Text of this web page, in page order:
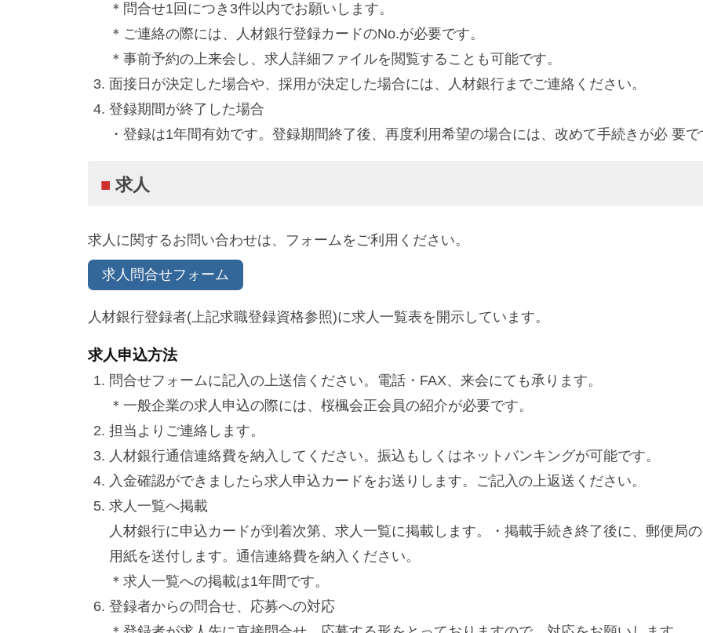
＊問合せ1回につき3件以内でお願いします。
＊ご連絡の際には、人材銀行登録カードのNo.が必要です。
＊事前予約の上来会し、求人詳細ファイルを閲覧することも可能です。
面接日が決定した場合や、採用が決定した場合には、人材銀行までご連絡ください。
登録期間が終了した場合
・登録は1年間有効です。登録期間終了後、再度利用希望の場合には、改めて手続きが必 要
■ 求人
求人に関するお問い合わせは、フォームをご利用ください。
求人問合せフォーム
人材銀行登録者(上記求職登録資格参照)に求人一覧表を開示しています。
求人申込方法
問合せフォームに記入の上送信ください。電話・FAX、来会にても承ります。
＊一般企業の求人申込の際には、桜楓会正会員の紹介が必要です。
担当よりご連絡します。
人材銀行通信連絡費を納入してください。振込もしくはネットバンキングが可能です。
入金確認ができましたら求人申込カードをお送りします。ご記入の上返送ください。
求人一覧へ掲載
人材銀行に申込カードが到着次第、求人一覧に掲載します。・掲載手続き終了後に、郵便局
用紙を送付します。通信連絡費を納入ください。
＊求人一覧への掲載は1年間です。
登録者からの問合せ、応募への対応